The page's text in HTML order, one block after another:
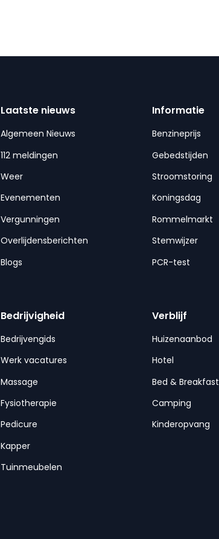
Laatste nieuws
Algemeen Nieuws
112 meldingen
Weer
Evenementen
Vergunningen
Overlijdensberichten
Blogs
Informatie
Benzineprijs
Gebedstijden
Stroomstoring
Koningsdag
Rommelmarkt
Stemwijzer
PCR-test
Bedrijvigheid
Bedrijvengids
Werk vacatures
Massage
Fysiotherapie
Pedicure
Kapper
Tuinmeubelen
Verblijf
Huizenaanbod
Hotel
Bed & Breakfast
Camping
Kinderopvang